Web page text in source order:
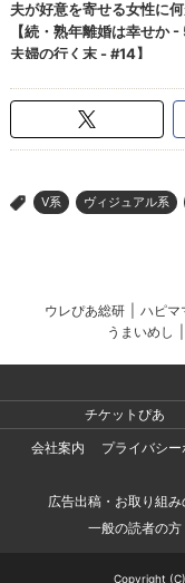
> V系 ヴィジュアル系
ウレぴあ総研 ハピマ
うまいめし
チケットぴあ
会社案内
プライバシー
広告出稿・お取り組
一般の読者の
Copyright